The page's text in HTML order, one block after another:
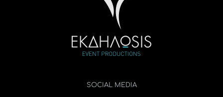
SOCIAL MEDIA